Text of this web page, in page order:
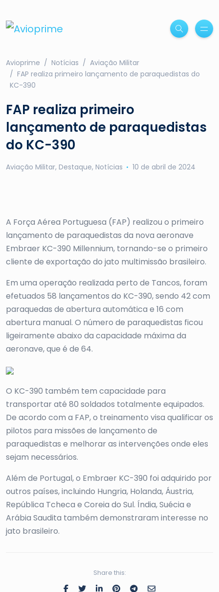
Avioprime Notícias
Aviação Militar
FAP realiza primeiro lançamento de paraquedistas do
KC-390
FAP realiza primeiro
lançamento de paraquedistas
do KC-390
Aviação Militar, Destaque, Notícias 10 de abril de 2024
A Força Aérea Portuguesa (FAP) realizou o primeiro
lançamento de paraquedistas da nova aeronave
Embraer KC-390 Millennium, tornando-se o primeiro
cliente de exportação do jato multimissão brasileiro.
Em uma operação realizada perto de Tancos, foram
efetuados 58 lançamentos do KC-390, sendo 42 com
paraquedas de abertura automática e 16 com
abertura manual. O número de paraquedistas ficou
ligeiramente abaixo da capacidade máxima da
aeronave, que é de 64.
O KC-390 também tem capacidade para
transportar até 80 soldados totalmente equipados.
De acordo com a FAP, o treinamento visa qualificar os
pilotos para missões de lançamento de
paraquedistas e melhorar as intervenções onde eles
sejam necessários.
Além de Portugal, o Embraer KC-390 foi adquirido por
outros países, incluindo Hungria, Holanda, Áustria,
República Tcheca e Coreia do Sul. Índia, Suécia e
Arábia Saudita também demonstraram interesse no
jato brasileiro.
Share this: